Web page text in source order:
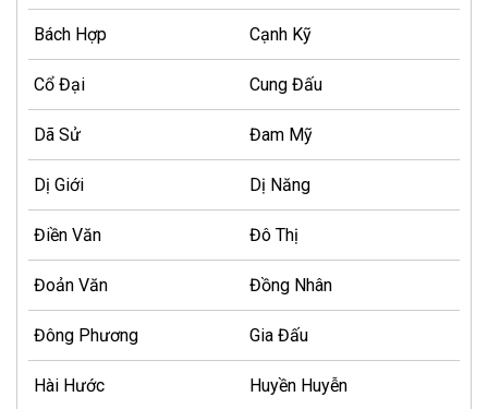
Bách Hợp Cạnh Kỹ
Cổ Đại Cung Đấu
Dã Sử Đam Mỹ
Dị Giới Dị Năng
Điền Văn Đô Thị
Đoản Văn Đồng Nhân
Đông Phương Gia Đấu
Hài Hước Huyền Huyễn